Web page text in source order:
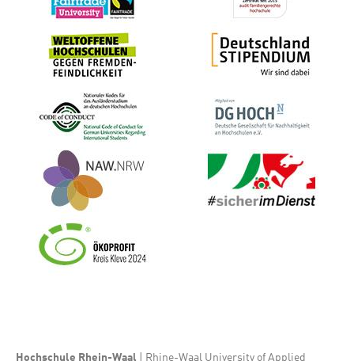
Hochschule Rhein-Waal | Rhine-Waal University of Applied